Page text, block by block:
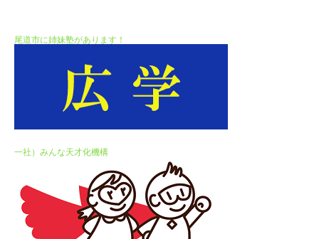
尾道市に姉妹塾があります！
一社）みんな天才化機構